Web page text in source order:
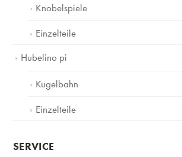
Knobelspiele
Einzelteile
Hubelino pi
Kugelbahn
Einzelteile
SERVICE